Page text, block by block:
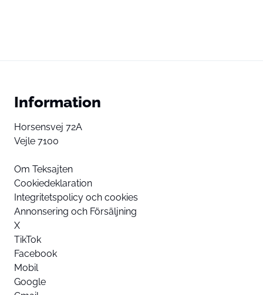
Information
Horsensvej 72A
Vejle 7100
Om Teksajten
Cookiedeklaration
Integritetspolicy och cookies
Annonsering och Försäljning
X
TikTok
Facebook
Mobil
Google